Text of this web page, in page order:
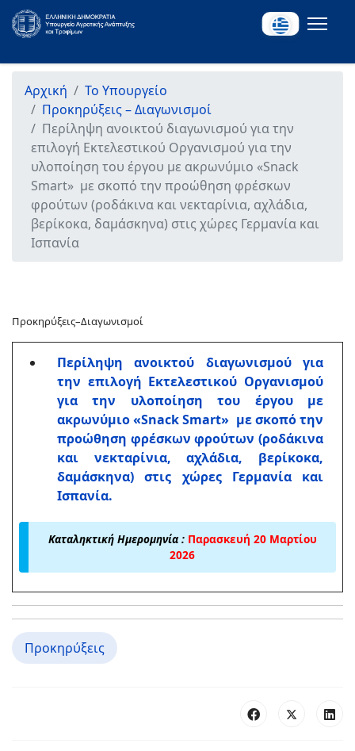
Αρχική
Το Υπουργείο
Προκηρύξεις – Διαγωνισμοί
Περίληψη ανοικτού διαγωνισμού για την
επιλογή Εκτελεστικού Οργανισμού για την
υλοποίηση του έργου με ακρωνύμιο «Snack
Smart» με σκοπό την προώθηση φρέσκων
φρούτων (ροδάκινα και νεκταρίνια, αχλάδια,
βερίκοκα, δαμάσκηνα) στις χώρες Γερμανία και
Ισπανία
Προκηρύξεις–Διαγωνισμοί
Περίληψη ανοικτού διαγωνισμού για
την επιλογή Εκτελεστικού Οργανισμού
για την υλοποίηση του έργου με
ακρωνύμιο «Snack Smart» με σκοπό την
προώθηση φρέσκων φρούτων (ροδάκινα
και νεκταρίνια, αχλάδια, βερίκοκα,
δαμάσκηνα) στις χώρες Γερμανία και
Ισπανία.
Καταληκτική Ημερομηνία : Παρασκευή 20 Μαρτίου
2026
Προκηρύξεις